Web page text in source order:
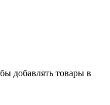
добавлять товары в